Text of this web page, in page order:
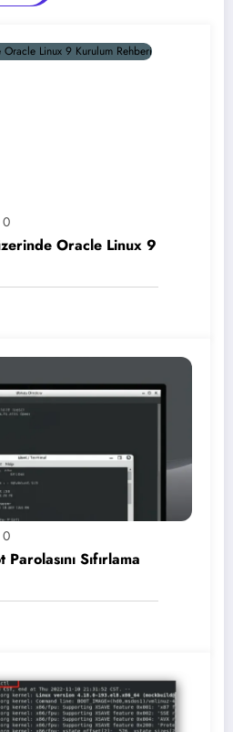
0
Oracle Linux 9
0
Sıfırlama